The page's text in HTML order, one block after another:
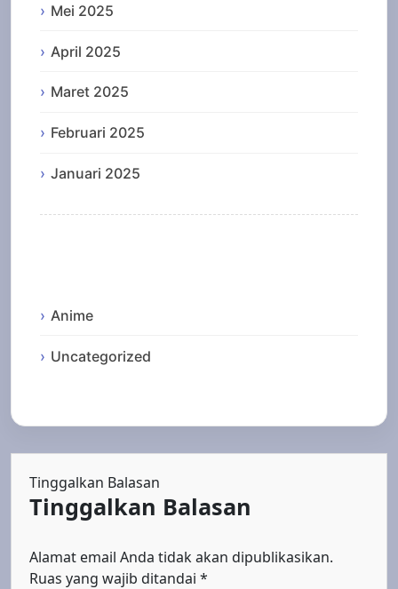
Mei 2025
April 2025
Maret 2025
Februari 2025
Januari 2025
Anime
Uncategorized
Tinggalkan Balasan
Tinggalkan Balasan
Alamat email Anda tidak akan dipublikasikan.
Ruas yang wajib ditandai *